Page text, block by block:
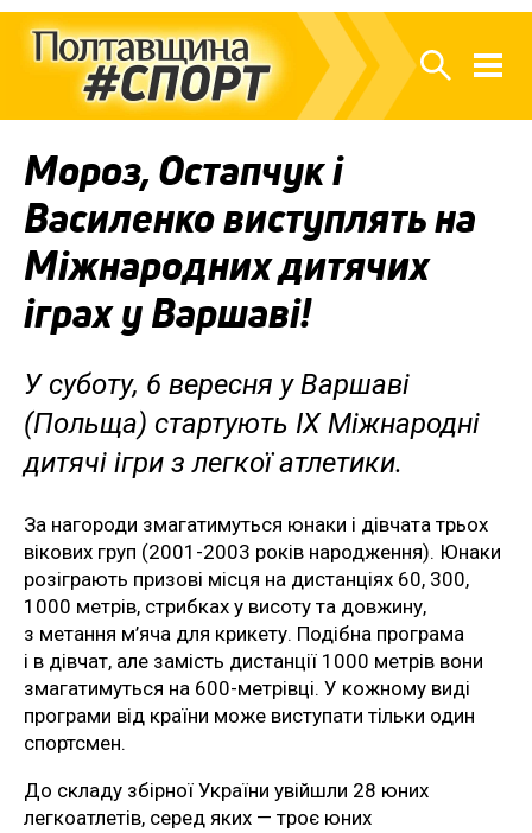
Мороз, Остапчук і
Василенко виступлять на
Міжнародних дитячих
іграх у Варшаві!
У суботу, 6 вересня у Варшаві
(Польща) стартують ІХ Міжнародні
дитячі ігри з легкої атлетики.
За нагороди змагатимуться юнаки і дівчата трьох
вікових груп (2001-2003 років народження). Юнаки
розіграють призові місця на дистанціях 60, 300,
1000 метрів, стрибках у висоту та довжину,
з метання м’яча для крикету. Подібна програма
і в дівчат, але замість дистанції 1000 метрів вони
змагатимуться на 600-метрівці. У кожному виді
програми від країни може виступати тільки один
спортсмен.
До складу збірної України увійшли 28 юних
легкоатлетів, серед яких — троє юних